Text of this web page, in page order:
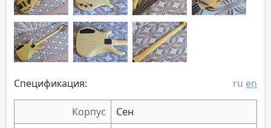
Спецификация: ru en
Корпус
Сен